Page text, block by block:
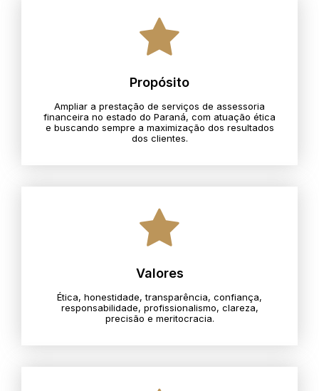
Propósito
Ampliar a prestação de serviços de assessoria
financeira no estado do Paraná, com atuação ética
e buscando sempre a maximização dos resultados
dos clientes.
Valores
Ética, honestidade, transparência, confiança,
responsabilidade, profissionalismo, clareza,
precisão e meritocracia.​